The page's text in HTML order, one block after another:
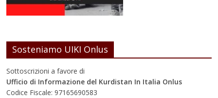
Sosteniamo UIKI Onlus
Sottoscrizioni a favore di
Ufficio di Informazione del Kurdistan In Italia Onlus
Codice Fiscale: 97165690583